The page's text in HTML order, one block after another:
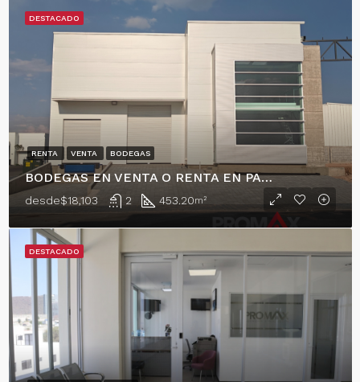
RENTA VENTA BODEGAS
BODEGAS EN VENTA O RENTA EN PARQUE INDUSTRIAL EN EL MARQUÉS!
desde$18,103 2 453.20m²
DESTACADO
DESTACADO